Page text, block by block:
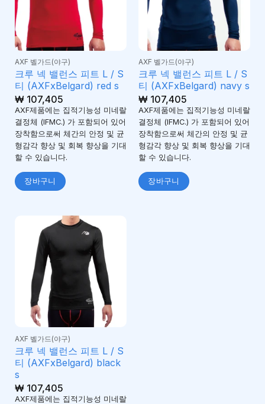
AXF 벨가드(야구)
크루 넥 밸런스 피트 L / S
티 (AXFxBelgard) red s
₩107,405
AXF제품에는 집적기능성 미네랄
결정체 (IFMC.) 가 포함되어 있어
장착함으로써 체간의 안정 및 균
형감각 향상 및 회복 향상을 기대
할 수 있습니다.
장바구니
AXF 벨가드(야구)
크루 넥 밸런스 피트 L / S
티 (AXFxBelgard) navy s
₩107,405
AXF제품에는 집적기능성 미네랄
결정체 (IFMC.) 가 포함되어 있어
장착함으로써 체간의 안정 및 균
형감각 향상 및 회복 향상을 기대
할 수 있습니다.
장바구니
AXF 벨가드(야구)
크루 넥 밸런스 피트 L / S
티 (AXFxBelgard) black
s
₩107,405
AXF제품에는 집적기능성 미네랄